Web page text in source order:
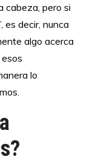
cabeza, pero si
es decir, nunca
algo acerca
lo